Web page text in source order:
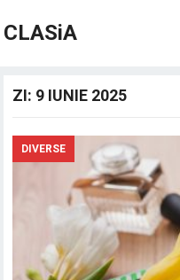
CLASiA
ZI: 9 IUNIE 2025
DIVERSE